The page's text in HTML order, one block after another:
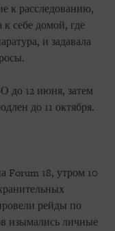
к расследованию,
себе домой, где
и задавала
до 12 июня, затем
до 11 октября.
Forum 18, утром 10
рейды по
изымались личные